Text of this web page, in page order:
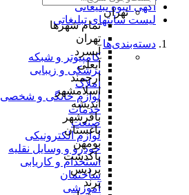
تهران
تمام شهر‌ها
تهران
آبسرد
آبعلی
ارجمند
اسلامشهر
اندیشه
باقرشهر
باغستان
بومهن
پاکدشت
پردیس
پرند
آگهی انبوه تبلیغاتی
لیست سایتهای تبلیغاتی
دسته‌بندی‌ها
کامپیوتر و شبکه
پزشکی و زیبایی
املاک
لوازم خانگی و شخصی
خدمات
صنعت
لوازم الکترونیکی
خودرو و وسایل نقلیه
استخدام و کاریابی
ساختمان
آموزشی